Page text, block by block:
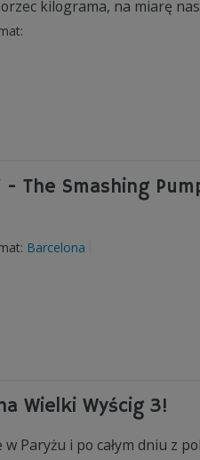
kilograma, na miarę
- The Smashing
Barcelona
Wielki Wyścig 3!
Paryżu i po całym dniu z